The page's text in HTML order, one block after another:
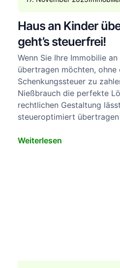
Haus an Kinder
geht’s steuerfrei!
Wenn Sie Ihre Immobilie
übertragen möchten, ohne
Schenkungssteuer zu
Nießbrauch die perfekte
rechtlichen Gestaltung
steueroptimiert übertragen
Weiterlesen